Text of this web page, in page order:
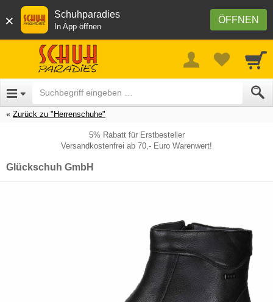
× ÖFFNEN
Schuhparadies
In App öffnen
Zurück zu "Herrenschuhe"
5% Rabatt für Erstbesteller
Versandkostenfrei ab 70,- Euro Warenwert!
Glückschuh GmbH